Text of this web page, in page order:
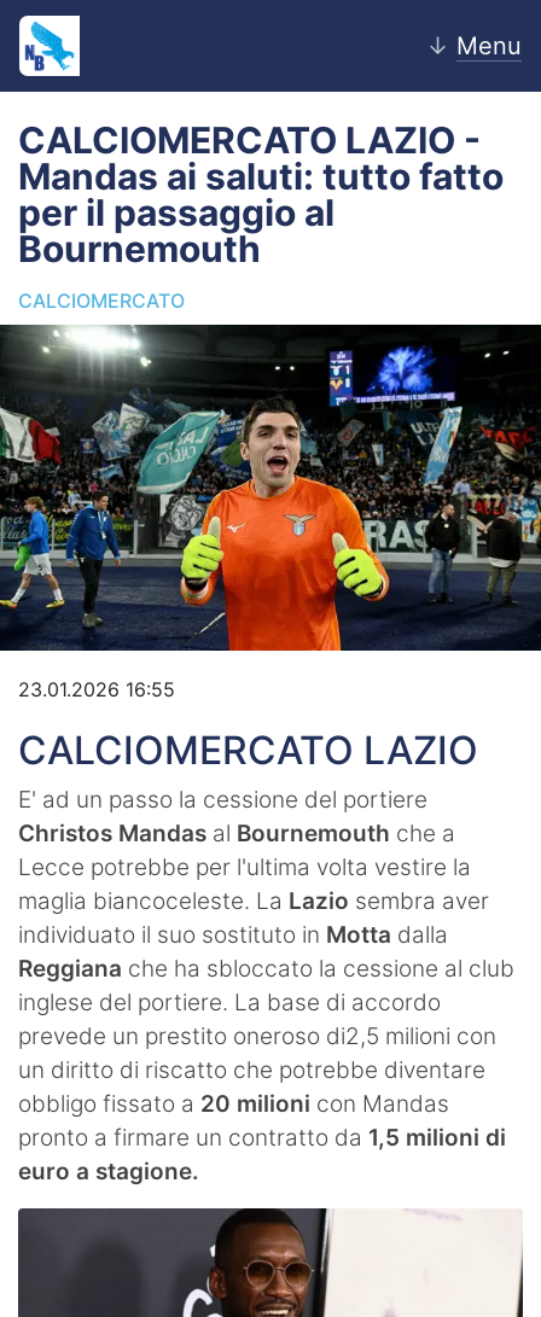
↓ Menu
Home
News
Editoriale
Pagelle
Settore Giovanile
Lazio Women
Calciomercato
Video
CALCIOMERCATO LAZIO -
Mandas ai saluti: tutto fatto
per il passaggio al
Bournemouth
CALCIOMERCATO
23.01.2026 16:55
CALCIOMERCATO LAZIO
E' ad un passo la cessione del portiere
Christos Mandas al Bournemouth che a
Lecce potrebbe per l'ultima volta vestire la
maglia biancoceleste. La Lazio sembra aver
individuato il suo sostituto in Motta dalla
Reggiana che ha sbloccato la cessione al club
inglese del portiere. La base di accordo
prevede un prestito oneroso di2,5 milioni con
un diritto di riscatto che potrebbe diventare
obbligo fissato a 20 milioni con Mandas
pronto a firmare un contratto da 1,5 milioni di
euro a stagione.